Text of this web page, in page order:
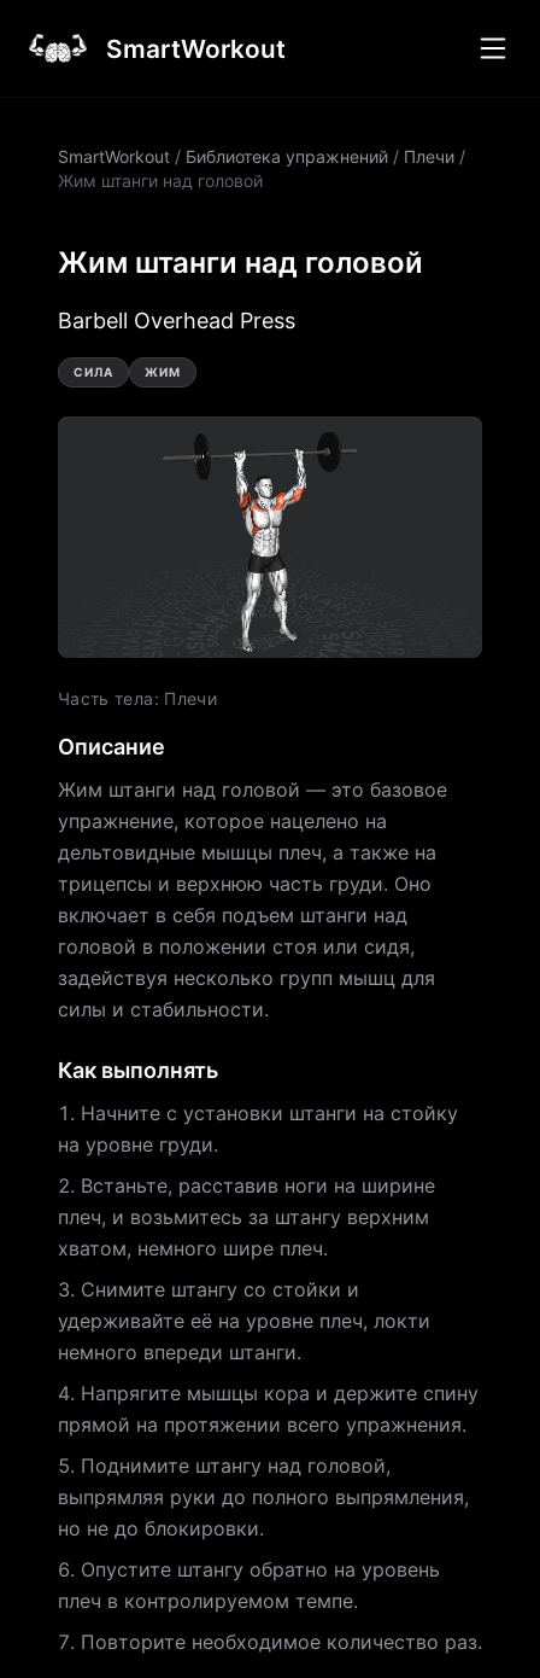
SmartWorkout
SmartWorkout / Библиотека упражнений / Плечи /
Жим штанги над головой
Жим штанги над головой
Barbell Overhead Press
СИЛА ЖИМ
Часть тела: Плечи
Описание
Жим штанги над головой — это базовое
упражнение, которое нацелено на
дельтовидные мышцы плеч, а также на
трицепсы и верхнюю часть груди. Оно
включает в себя подъем штанги над
головой в положении стоя или сидя,
задействуя несколько групп мышц для
силы и стабильности.
Как выполнять
Начните с установки штанги на стойку
на уровне груди.
Встаньте, расставив ноги на ширине
плеч, и возьмитесь за штангу верхним
хватом, немного шире плеч.
Снимите штангу со стойки и
удерживайте её на уровне плеч, локти
немного впереди штанги.
Напрягите мышцы кора и держите спину
прямой на протяжении всего упражнения.
Поднимите штангу над головой,
выпрямляя руки до полного выпрямления,
но не до блокировки.
Опустите штангу обратно на уровень
плеч в контролируемом темпе.
Повторите необходимое количество раз.